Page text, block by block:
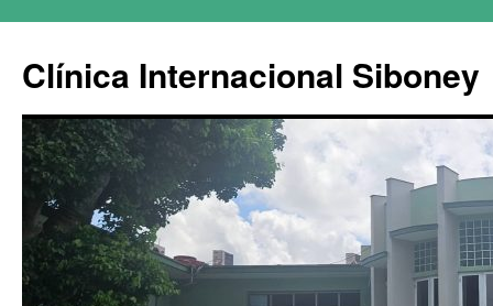
Clínica Internacional Siboney